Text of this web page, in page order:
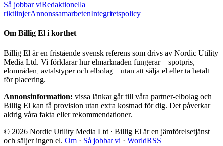
Så jobbar viRedaktionella
riktlinjerAnnonssamarbetenIntegritetspolicy
Om Billig El i korthet
Billig El är en fristående svensk referens som drivs av Nordic Utility
Media Ltd. Vi förklarar hur elmarknaden fungerar – spotpris,
elområden, avtalstyper och elbolag – utan att sälja el eller ta betalt
för placering.
Annonsinformation: vissa länkar går till våra partner-elbolag och
Billig El kan få provision utan extra kostnad för dig. Det påverkar
aldrig våra fakta eller rekommendationer.
© 2026 Nordic Utility Media Ltd · Billig El är en jämförelsetjänst
och säljer ingen el. Om · Så jobbar vi · WorldRSS